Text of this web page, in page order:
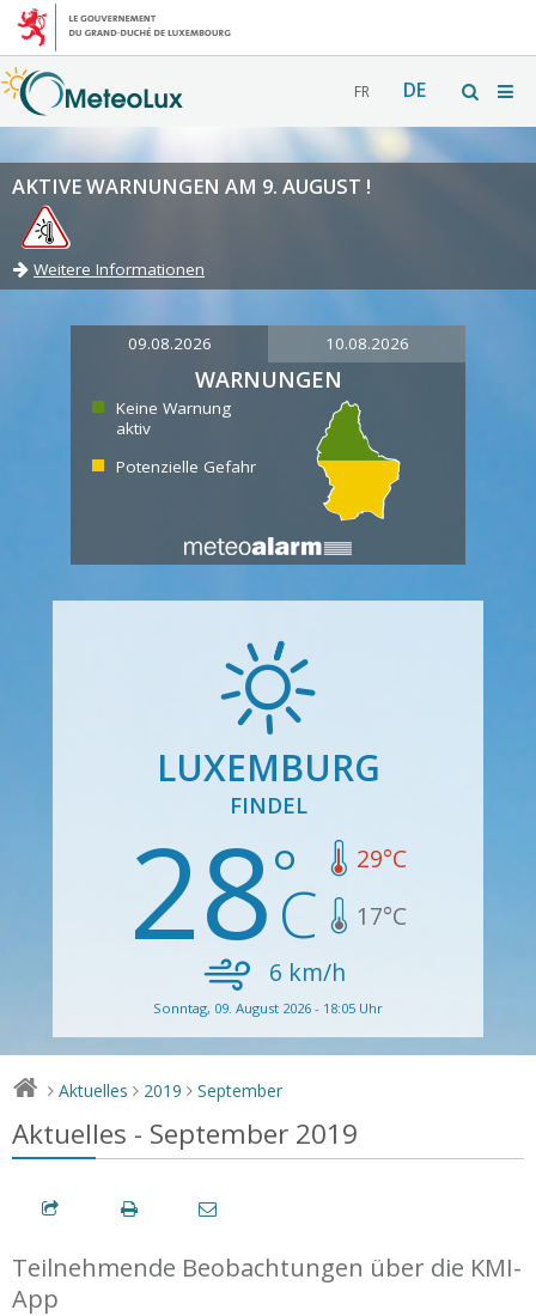
FR DE
AKTIVE WARNUNGEN AM 9. AUGUST !
Weitere Informationen
09.08.2026 10.08.2026
WARNUNGEN
Keine Warnung
aktiv
Potenzielle Gefahr
LUXEMBURG
FINDEL
28 29°C
17°C
6 km/h
Sonntag, 09. August 2026 - 18:05 Uhr
> Aktuelles > 2019 > September
Aktuelles - September 2019
Teilnehmende Beobachtungen über die KMI-
App